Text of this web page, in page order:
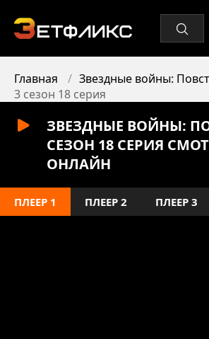
Главная
Звездные войны:
3 сезон 18 серия
ЗВЕЗДНЫЕ ВОЙНЫ:
СЕЗОН 18 СЕРИЯ
ОНЛАЙН
ПЛЕЕР 1 ПЛЕЕР 2 ПЛЕЕР 3